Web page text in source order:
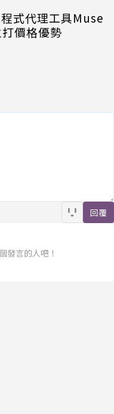
式代理工具Muse
價格優勢
回覆
發言的人吧！